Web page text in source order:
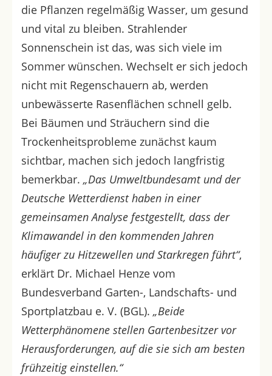
die Pflanzen regelmäßig Wasser, um gesund
und vital zu bleiben. Strahlender
Sonnenschein ist das, was sich viele im
Sommer wünschen. Wechselt er sich jedoch
nicht mit Regenschauern ab, werden
unbewässerte Rasenflächen schnell gelb.
Bei Bäumen und Sträuchern sind die
Trockenheitsprobleme zunächst kaum
sichtbar, machen sich jedoch langfristig
bemerkbar. „Das Umweltbundesamt und der
Deutsche Wetterdienst haben in einer
gemeinsamen Analyse festgestellt, dass der
Klimawandel in den kommenden Jahren
häufiger zu Hitzewellen und Starkregen führt“,
erklärt Dr. Michael Henze vom
Bundesverband Garten-, Landschafts- und
Sportplatzbau e. V. (BGL). „Beide
Wetterphänomene stellen Gartenbesitzer vor
Herausforderungen, auf die sie sich am besten
frühzeitig einstellen.“